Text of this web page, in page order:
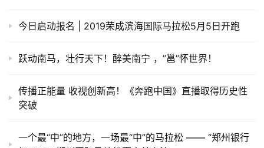
今日启动报名 | 2019荣成滨海国际马拉松5月5日开跑
跃动南马，壮行天下！醉美南宁 ，”邕”怀世界！
传播正能量 收视创新高！《奔跑中国》直播取得历史性
突破
一个最“中”的地方，一场最“中”的马拉松 —— “郑州银行